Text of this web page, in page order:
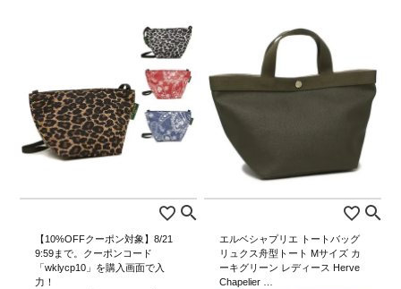
【10%OFFクーポン対象】8/21
9:59まで。クーポンコード
「wklycp10」を購入画面で入
力！
エルベシャプリエ トートバッグ
リュクス舟型トート Mサイズ カ
ーキグリーン レディース Herve
Chapelier …